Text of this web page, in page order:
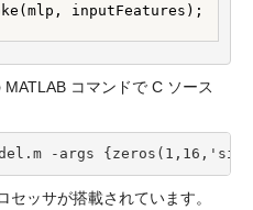
inputFeatures);
コマンドで C ソース
-args
ッサが搭載されています。